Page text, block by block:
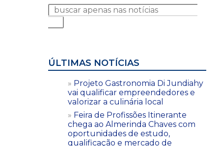
ÚLTIMAS NOTÍCIAS
Projeto Gastronomia Di Jundiahy
vai qualificar empreendedores e
valorizar a culinária local
Feira de Profissões Itinerante
chega ao Almerinda Chaves com
oportunidades de estudo,
qualificação e mercado de